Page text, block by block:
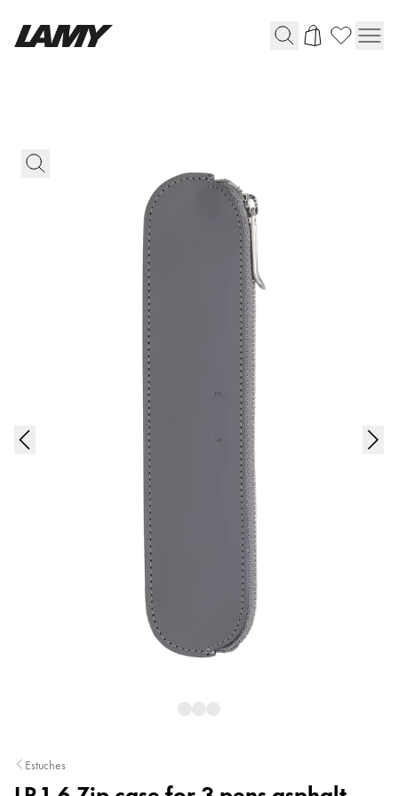
Bolígrafos
Bolígrafos multifunción
Lápices de colores
Black Magic Edition
Complementos y recambios
Estuches